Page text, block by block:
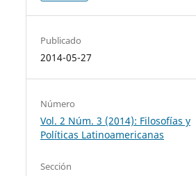
Publicado
2014-05-27
Número
Vol. 2 Núm. 3 (2014): Filosofías y
Políticas Latinoamericanas
Sección